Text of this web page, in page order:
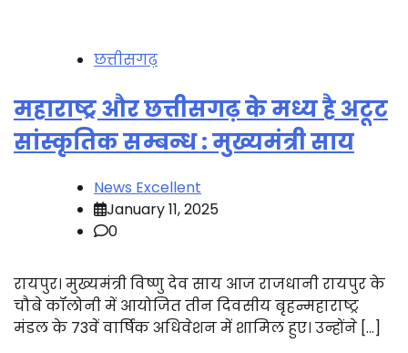
छत्तीसगढ़
महाराष्ट्र और छत्तीसगढ़ के मध्य है अटूट
सांस्कृतिक सम्बन्ध : मुख्यमंत्री साय
News Excellent
January 11, 2025
0
रायपुर। मुख्यमंत्री विष्णु देव साय आज राजधानी रायपुर के
चौबे कॉलोनी में आयोजित तीन दिवसीय बृहन्महाराष्ट्र
मंडल के 73वें वार्षिक अधिवेशन में शामिल हुए। उन्होंने […]